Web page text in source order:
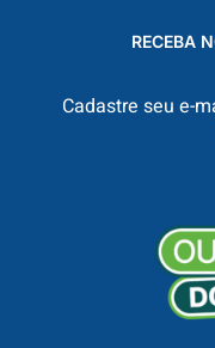
RECEBA
Cadastre seu e-